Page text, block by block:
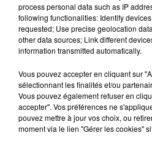
aspergé sa compagne et
d'un liquide inflammable.
20 juillet 2026
UNE ADOLESCENTE
OPÉRER DE LA
process personal data such as IP
following functionalities: Identify
requested; Use precise geolocation
other data sources; Link different
information transmitted automatically.
Vous pouvez accepter en cliquant sur
sélectionnant les finalités et/ou
Vous pouvez également refuser en
accepter". Vos préférences ne
pouvez mettre à jour vos choix, ou
moment via le lien "Gérer les cookies"